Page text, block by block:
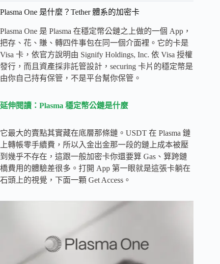
Plasma One 是什麼？Tether 體系的加密卡
Plasma One 是 Plasma 在穩定幣公鏈之上做的一個 App，
把存、花、賺、轉四件事包在同一個介面裡。它的卡是
Visa 卡，依官方說明由 Signify Holdings, Inc. 依 Visa 授權
發行，而且資產採非託管設計，securing 卡片的穩定幣是
由你自己持有保管，不是平台幫你保管。
延伸閱讀：Plasma 穩定幣公鏈是什麼
它最大的賣點其實藏在底層那條鏈。USDT 在 Plasma 鏈
上轉帳零手續費，所以入金出金那一段的鏈上成本被壓
到幾乎不存在，這跟一般加密卡你還要算 Gas、算跨鏈
橋費用的體驗差很多。打開 App 第一眼就是這張卡躺在
石頭上的視覺，下面一顆 Get Access。